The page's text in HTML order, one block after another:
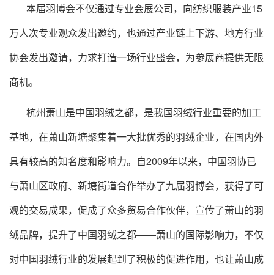
本届羽博会不仅通过专业会展公司，向纺织服装产业15
万人次专业观众发出邀约，也通过产业链上下游、地方行业
协会发出邀请，力求打造一场行业盛会，为参展商提供无限
商机。
杭州萧山是中国羽绒之都，是我国羽绒行业重要的加工
基地，在萧山新塘聚集着一大批优秀的羽绒企业，在国内外
具有较高的知名度和影响力。自2009年以来，中国羽协已
与萧山区政府、新塘街道合作举办了九届羽博会，获得了可
观的交易成果，促成了众多贸易合作伙伴，宣传了萧山的羽
绒品牌，提升了中国羽绒之都——萧山的国际影响力，不仅
对中国羽绒行业的发展起到了积极的促进作用，也让萧山成